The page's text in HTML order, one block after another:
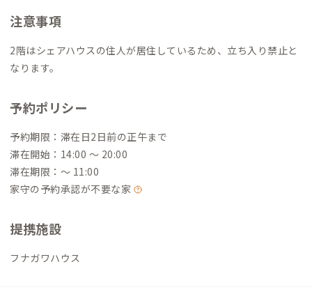
注意事項
2階はシェアハウスの住人が居住しているため、立ち入り禁止と
なります。
予約ポリシー
予約期限：滞在日2日前の正午まで
滞在開始：14:00 〜 20:00
滞在期限：〜 11:00
家守の予約承認が不要な家
提携施設
フナガワハウス